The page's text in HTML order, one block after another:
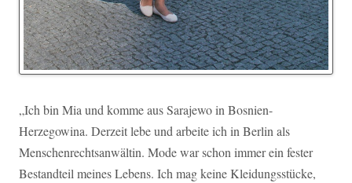
„Ich bin Mia und komme aus Sarajewo in Bosnien-
Herzegowina. Derzeit lebe und arbeite ich in Berlin als
Menschenrechtsanwältin. Mode war schon immer ein fester
Bestandteil meines Lebens. Ich mag keine Kleidungsstücke,